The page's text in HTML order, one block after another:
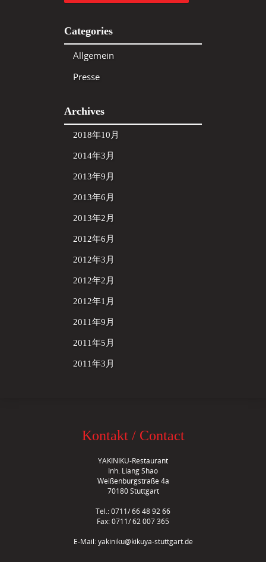
Categories
Allgemein
Presse
Archives
2018年10月
2014年3月
2013年9月
2013年6月
2013年2月
2012年6月
2012年3月
2012年2月
2012年1月
2011年9月
2011年5月
2011年3月
Kontakt / Contact
YAKINIKU-Restaurant
Inh. Liang Shao
Weißenburgstraße 4a
70180 Stuttgart
Tel.: 0711/ 66 48 92 66
Fax: 0711/ 62 007 365
E-Mail:yakiniku@kikuya-stuttgart.de